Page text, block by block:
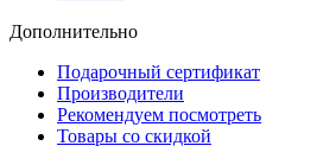
Дополнительно
Подарочный сертификат
Производители
Рекомендуем посмотреть
Товары со скидкой